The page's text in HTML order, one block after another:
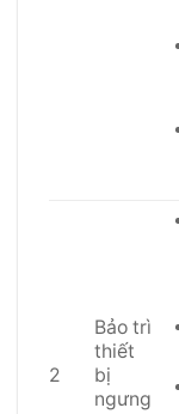
2
Bảo trì
thiết
bị
ngưng